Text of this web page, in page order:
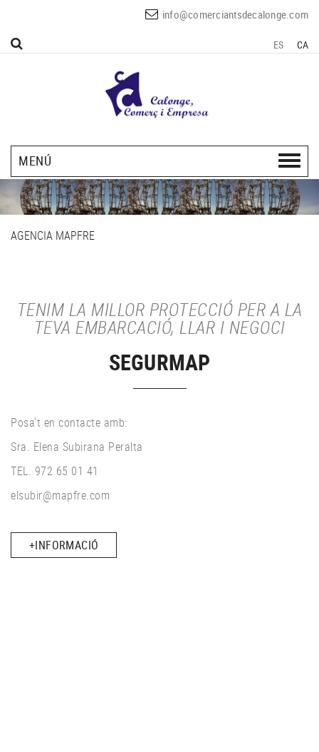
info@comerciantsdecalonge.com
ES CA
MENÚ
AGENCIA MAPFRE
TENIM LA MILLOR PROTECCIÓ PER A LA
TEVA EMBARCACIÓ, LLAR I NEGOCI
SEGURMAP
Posa't en contacte amb:
Sra. Elena Subirana Peralta
TEL. 972 65 01 41
elsubir@mapfre.com
+INFORMACIÓ